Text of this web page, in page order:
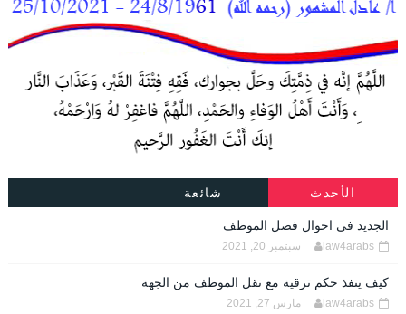
الأحدث شائعة
الجديد فى احوال فصل الموظف
law4arabs سبتمبر 20, 2021
كيف ينفذ حكم ترقية مع نقل الموظف من الجهة
law4arabs مارس 27, 2021